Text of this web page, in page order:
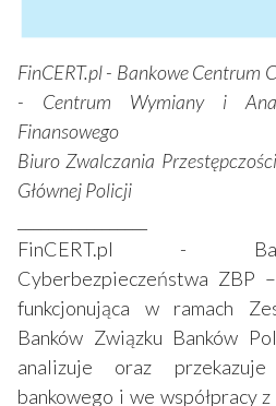
FinCERT.pl - Bankowe Centrum
- Centrum Wymiany i
Finansowego
Biuro Zwalczania
Głównej Policji
FinCERT.pl -
Cyberbezpieczeństwa ZBP
funkcjonująca w ramach
Banków Związku Banków
analizuje oraz
bankowego i we współpracy